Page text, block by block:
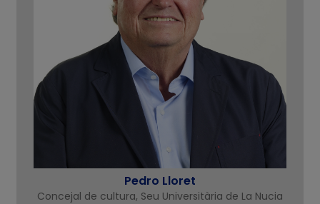
Pedro Lloret
Concejal de cultura, Seu Universitària de La Nucia